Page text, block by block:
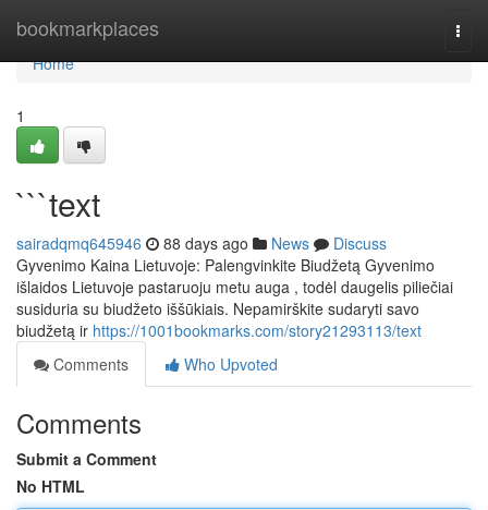
bookmarkplaces
Home
Home
1
```text
sairadqmq645946 88 days ago News
Discuss
Gyvenimo Kaina Lietuvoje: Palengvinkite Biudžetą Gyvenimo
išlaidos Lietuvoje pastaruoju metu auga , todėl daugelis piliečiai
susiduria su biudžeto iššūkiais. Nepamirškite sudaryti savo
biudžetą ir https://1001bookmarks.com/story21293113/text
Comments
Who Upvoted
Comments
Submit a Comment
No HTML